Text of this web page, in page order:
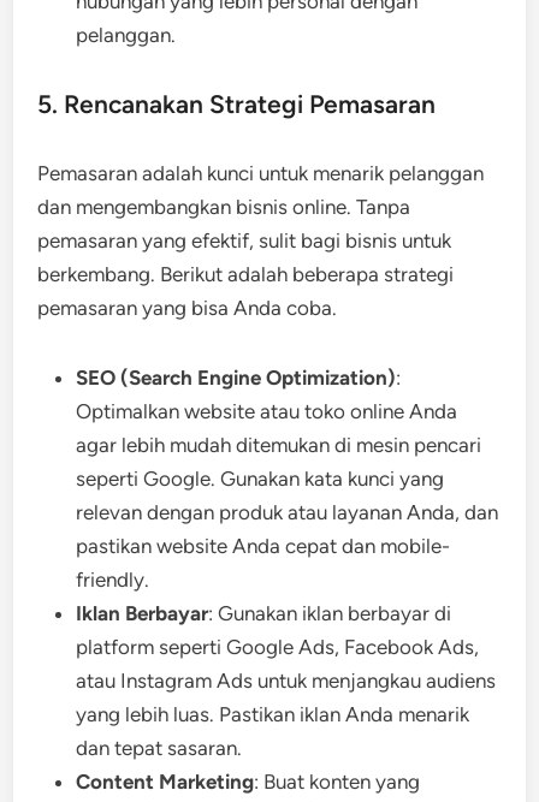
pelanggan.
5. Rencanakan Strategi Pemasaran
Pemasaran adalah kunci untuk menarik pelanggan
dan mengembangkan bisnis online. Tanpa
pemasaran yang efektif, sulit bagi bisnis untuk
berkembang. Berikut adalah beberapa strategi
pemasaran yang bisa Anda coba.
SEO (Search Engine Optimization):
Optimalkan website atau toko online Anda
agar lebih mudah ditemukan di mesin pencari
seperti Google. Gunakan kata kunci yang
relevan dengan produk atau layanan Anda, dan
pastikan website Anda cepat dan mobile-
friendly.
Iklan Berbayar: Gunakan iklan berbayar di
platform seperti Google Ads, Facebook Ads,
atau Instagram Ads untuk menjangkau audiens
yang lebih luas. Pastikan iklan Anda menarik
dan tepat sasaran.
Content Marketing: Buat konten yang